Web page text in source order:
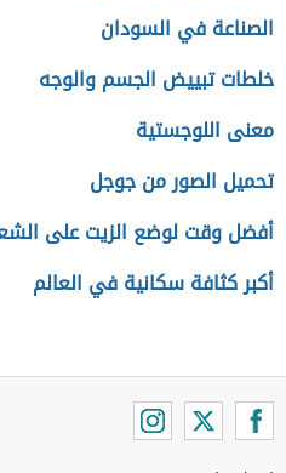
الصناعة في السودان
خلطات تبييض الجسم والوجه
معنى اللوجستية
تحميل الصور من جوجل
أفضل وقت لوضع الزيت على
أكبر كثافة سكانية في العالم